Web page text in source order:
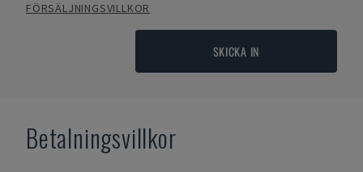
FÖRSÄLJNINGSVILLKOR
SKICKA IN
Betalningsvillkor